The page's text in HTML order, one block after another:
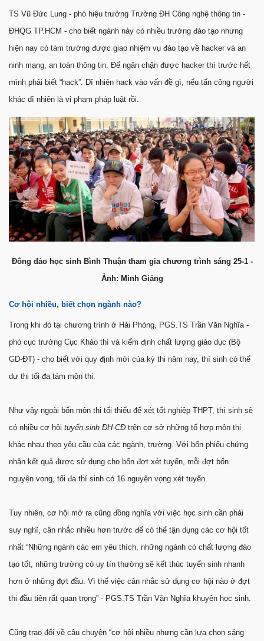
TS Vũ Ðức Lung - phó hiệu trưởng Trường ÐH Công nghệ thông tin -
ÐHQG TP.HCM - cho biết ngành này có nhiều trường đào tạo nhưng
hiện nay có tám trường được giao nhiệm vụ đào tạo về hacker và an
ninh mạng, an toàn thông tin. Ðể ngăn chặn được hacker thì trước hết
mình phải biết “hack”. Dĩ nhiên hack vào vấn đề gì, nếu tấn công người
khác dĩ nhiên là vi phạm pháp luật rồi.
Đông đảo học sinh Bình Thuận tham gia chương trình sáng 25-1 -
Ảnh: Minh Giảng
Cơ hội nhiều, biết chọn ngành nào?
Trong khi đó tại chương trình ở Hải Phòng, PGS.TS Trần Văn Nghĩa -
phó cục trưởng Cục Khảo thí và kiểm định chất lượng giáo dục (Bộ
GD-ÐT) - cho biết với quy định mới của kỳ thi năm nay, thí sinh có thể
dự thi tối đa tám môn thi.
Như vậy ngoài bốn môn thi tối thiểu để xét tốt nghiệp THPT, thí sinh sẽ
có nhiều cơ hội tuyển sinh ÐH-CÐ trên cơ sở những tổ hợp môn thi
khác nhau theo yêu cầu của các ngành, trường. Với bốn phiếu chứng
nhận kết quả được sử dụng cho bốn đợt xét tuyển, mỗi đợt bốn
nguyện vọng, tối đa thí sinh có 16 nguyện vọng xét tuyển.
Tuy nhiên, cơ hội mở ra cũng đồng nghĩa với việc học sinh cần phải
suy nghĩ, cân nhắc nhiều hơn trước để có thể tận dụng các cơ hội tốt
nhất “Những ngành các em yêu thích, những ngành có chất lượng đào
tạo tốt, những trường có uy tín thường sẽ kết thúc tuyển sinh nhanh
hơn ở những đợt đầu. Vì thế việc cân nhắc sử dụng cơ hội nào ở đợt
thi đầu tiên rất quan trọng” - PGS.TS Trần Văn Nghĩa khuyên học sinh.
Cũng trao đổi về câu chuyện “cơ hội nhiều nhưng cần lựa chọn sáng